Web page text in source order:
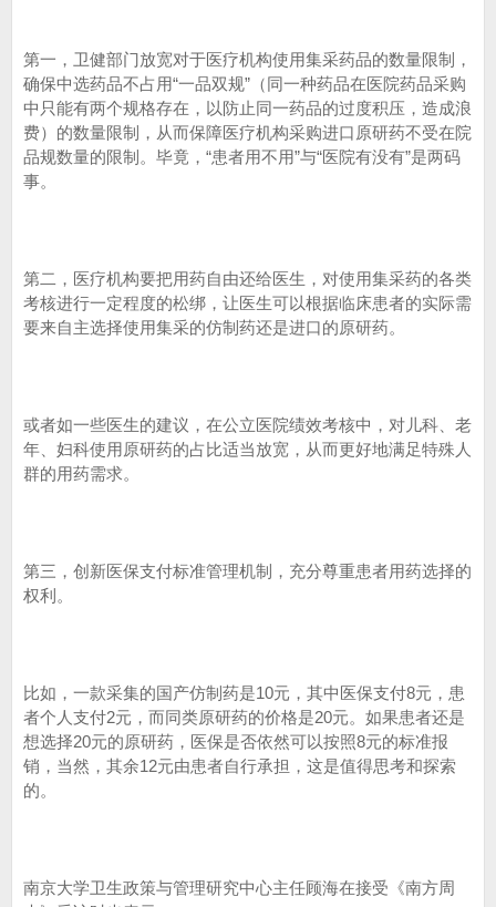
第一，卫健部门放宽对于医疗机构使用集采药品的数量限制，
确保中选药品不占用“一品双规”（同一种药品在医院药品采购
中只能有两个规格存在，以防止同一药品的过度积压，造成浪
费）的数量限制，从而保障医疗机构采购进口原研药不受在院
品规数量的限制。毕竟，“患者用不用”与“医院有没有”是两码
事。
第二，医疗机构要把用药自由还给医生，对使用集采药的各类
考核进行一定程度的松绑，让医生可以根据临床患者的实际需
要来自主选择使用集采的仿制药还是进口的原研药。
或者如一些医生的建议，在公立医院绩效考核中，对儿科、老
年、妇科使用原研药的占比适当放宽，从而更好地满足特殊人
群的用药需求。
第三，创新医保支付标准管理机制，充分尊重患者用药选择的
权利。
比如，一款采集的国产仿制药是10元，其中医保支付8元，患
者个人支付2元，而同类原研药的价格是20元。如果患者还是
想选择20元的原研药，医保是否依然可以按照8元的标准报
销，当然，其余12元由患者自行承担，这是值得思考和探索
的。
南京大学卫生政策与管理研究中心主任顾海在接受《南方周